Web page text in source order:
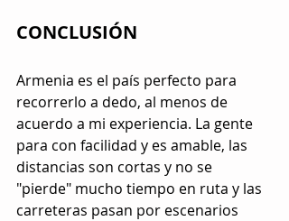
CONCLUSIÓN
Armenia es el país perfecto para
recorrerlo a dedo, al menos de
acuerdo a mi experiencia. La gente
para con facilidad y es amable, las
distancias son cortas y no se
"pierde" mucho tiempo en ruta y las
carreteras pasan por escenarios